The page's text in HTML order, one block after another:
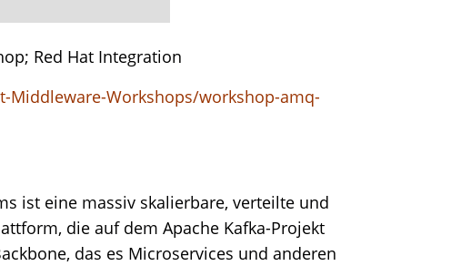
Red Hat Integration
Middleware-Workshops/workshop-amq-
ist eine massiv skalierbare, verteilte und
die auf dem Apache Kafka-Projekt
das es Microservices und anderen